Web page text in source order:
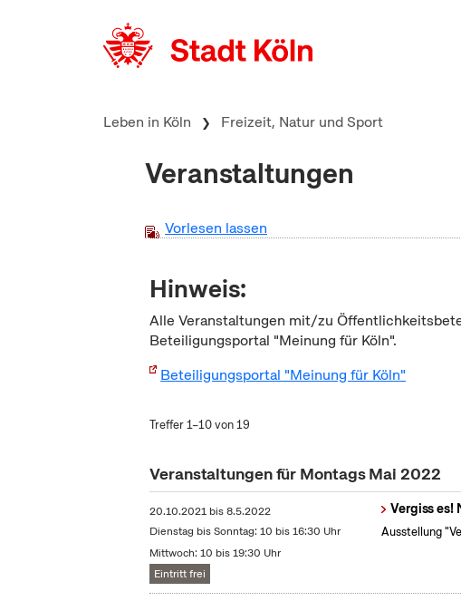
Leben in Köln Freizeit, Natur und Sport
Veranstaltungen
Vorlesen lassen
Hinweis:
Alle Veranstaltungen mit/zu
Beteiligungsportal "Meinung für Köln".
Beteiligungsportal "Meinung für Köln"
Treffer 1–10 von 19
Veranstaltungen für Montags Mai 2022
20.10.2021 bis8.5.2022
Dienstag bis Sonntag: 10 bis 16:30 Uhr
Mittwoch: 10 bis 19:30 Uhr
Eintritt frei
Vergiss es!
Ausstellung